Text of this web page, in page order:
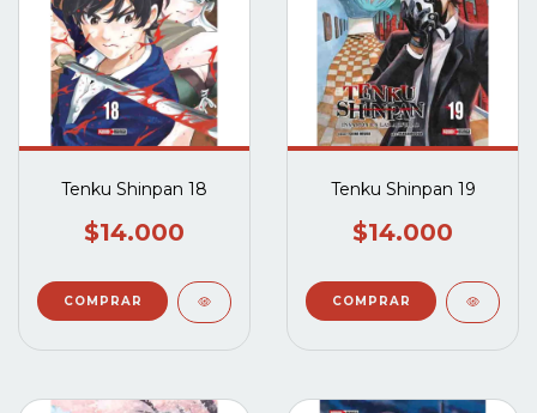
Tenku Shinpan 18
$14.000
Tenku Shinpan 19
$14.000